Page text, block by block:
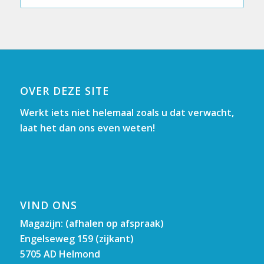
OVER DEZE SITE
Werkt iets niet helemaal zoals u dat verwacht,
laat het dan ons even weten!
VIND ONS
Magazijn: (afhalen op afspraak)
Engelseweg 159 (zijkant)
5705 AD Helmond